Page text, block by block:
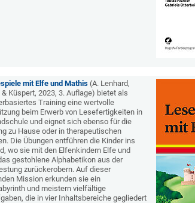
mit Elfe und Mathis(A. Lenhard,
& Küspert, 2023, 3. Auflage) bietet als
Training eine wertvolle
beim Erwerb von Lesefertigkeiten in
und eignet sich ebenso für die
zu Hause oder in therapeutischen
Die Übungen entführen die Kinder ins
wo sie mit den Elfenkindern Elfe und
gestohlene Alphabetikon aus der
zurückerobern. Auf dieser
Mission erkunden sie ein
und meistern vielfältige
die in vier Inhaltsbereiche gegliedert